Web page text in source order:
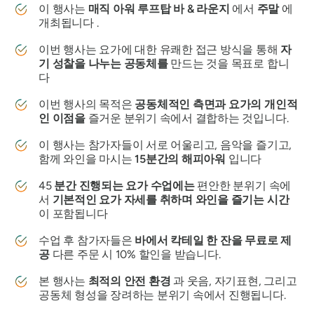
이 행사는 매직 아워 루프탑 바 & 라운지 에서 주말에
개최됩니다 .
이번 행사는 요가에 대한 유쾌한 접근 방식을 통해자
기 성찰을 나누는 공동체를만드는 것을 목표로 합니
다
이번 행사의 목적은 공동체적인 측면과 요가의 개인적
인 이점을즐거운 분위기 속에서 결합하는 것입니다.
이 행사는 참가자들이 서로 어울리고, 음악을 즐기고,
함께 와인을 마시는15분간의 해피아워 입니다
45 분간 진행되는 요가 수업에는편안한 분위기 속에
서 기본적인 요가 자세를 취하며 와인을 즐기는 시간
이 포함됩니다
수업 후 참가자들은 바에서 칵테일 한 잔을 무료로 제
공다른 주문 시 10% 할인을 받습니다.
본 행사는 최적의 안전 환경 과 웃음, 자기표현, 그리고
공동체 형성을 장려하는 분위기 속에서 진행됩니다.